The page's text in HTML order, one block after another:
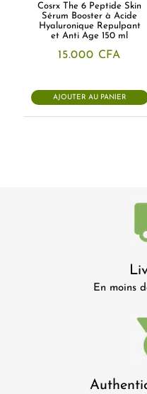
Cosrx The 6 Peptide Skin
Sérum Booster à Acide
Hyaluronique Repulpant
et Anti Age 150 ml
15.000 CFA
AJOUTER AU PANIER
En moins